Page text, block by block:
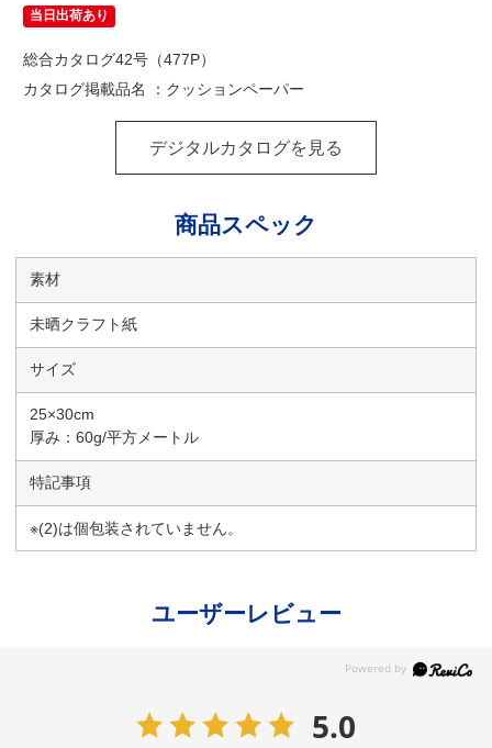
当日出荷あり
総合カタログ42号（477P）
カタログ掲載品名 ：クッションペーパー
デジタルカタログを見る
商品スペック
素材
未晒クラフト紙
サイズ
25×30cm
厚み：60g/平方メートル
特記事項
※(2)は個包装されていません。
ユーザーレビュー
5.0